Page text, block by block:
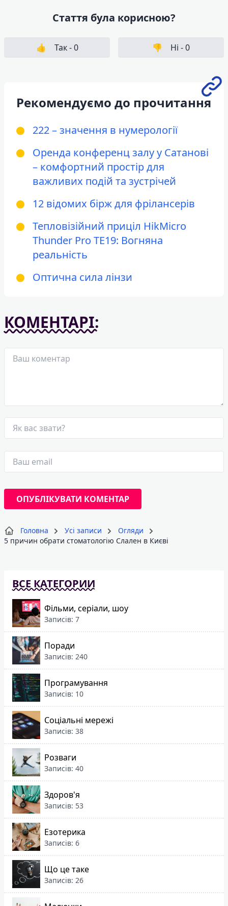
Стаття була корисною?
👍 Так -0 👎 Ні -0
Рекомендуємо до прочитання
222 – значення в нумерології
Оренда конференц залу у Сатанові
– комфортний простір для
важливих подій та зустрічей
12 відомих бірж для фрілансерів
Тепловізійний приціл HikMicro
Thunder Pro TE19: Вогняна
реальність
Оптична сила лінзи
КОМЕНТАРІ:
Головна Усі записи
Огляди
5 причин обрати стоматологію Слален в Києві
ВСЕ КАТЕГОРИИ
Фільми, серіали, шоу
Записів: 7
Поради
Записів: 240
Програмування
Записів: 10
Соціальні мережі
Записів: 38
Розваги
Записів: 40
Здоров'я
Записів: 53
Езотерика
Записів: 6
Що це таке
Записів: 26